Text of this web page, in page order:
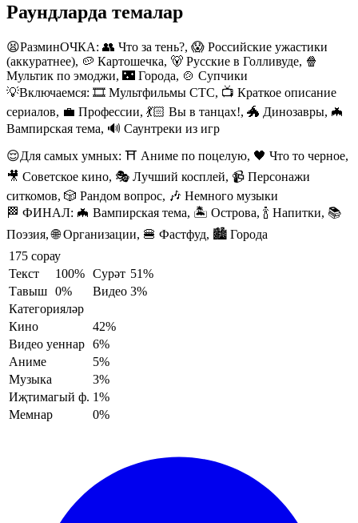
Раундларда темалар
😫РазминОЧКА: 👥 Что за тень?, 😱 Российские ужастики
(аккуратнее), 🥔 Картошечка, 🐻 Русские в Голливуде, 🍿
Мультик по эмоджи, 🌃 Города, 🍲 Супчики
💡Включаемся: 🎞️ Мультфильмы СТС, 📺 Краткое описание
сериалов, 💼 Профессии, 💃🏻 Вы в танцах!, 🐲 Динозавры, 🦇
Вампирская тема, 🔊 Саунтреки из игр
😌Для самых умных: ⛩️ Аниме по поцелую, 🖤 Что то черное,
🎥 Советское кино, 🎭 Лучший косплей, 📹 Персонажи
ситкомов, 🎲 Рандом вопрос, 🎶 Немного музыки
🏁 ФИНАЛ: 🦇 Вампирская тема, 🏝️ Острова, 🍾 Напитки, 📚
Поэзия, 🌐 Организации, 🍔 Фастфуд, 🏙️ Города
175 сорау
Текст
100% Сурәт 51%
Тавыш 0% Видео 3%
Категорияләр
Кино
42%
Видео уеннар 6%
Аниме
5%
Музыка
3%
Иҗтимагый ф. 1%
Мемнар
0%